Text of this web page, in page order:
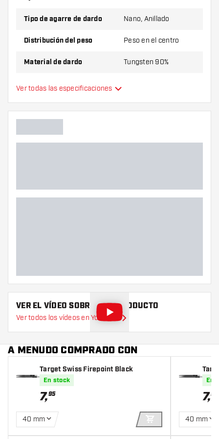
Tipo de agarre de dardo Nano, Anillado
Distribución del peso Peso en el centro
Material de dardo Tungsten 90%
Agarre de punta de dardo
Jugador de dardos
Forma de dardo
Ver todas las especificaciones
VER EL VÍDEO SOBRE ESTE PRODUCTO
Ver todos los vídeos en YouTube
A MENUDO COMPRADO CON
Target Swiss Firepoint Black
En stock
7,95
40 mm
AÑADIR A LA CESTA
En
7,95
40 mm